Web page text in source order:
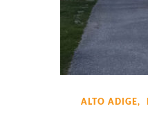
ALTO ADIGE